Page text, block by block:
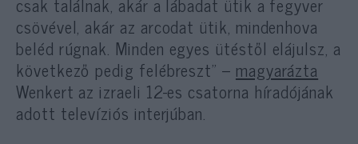
csövével, akár az arcodat ütik, mindenhova
beléd rúgnak. Minden egyes ütéstől elájulsz, a
következő pedig felébreszt” – magyarázta
Wenkert az izraeli 12-es csatorna híradójának
adott televíziós interjúban.